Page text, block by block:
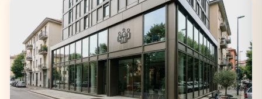
Roma
62 coworking